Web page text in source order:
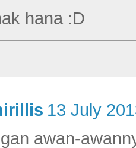
hana :D
13 July
awan-